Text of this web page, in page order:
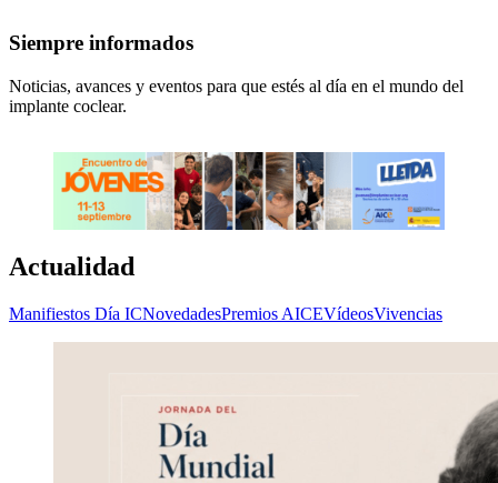
Siempre informados
Noticias, avances y eventos para que estés al día en el mundo del
implante coclear.
Actualidad
Manifiestos Día ICNovedadesPremios AICEVídeosVivencias